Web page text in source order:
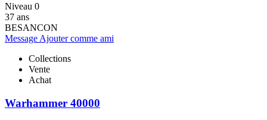
Niveau 0
37 ans
BESANCON
Message Ajouter comme ami
Collections
Vente
Achat
Warhammer 40000